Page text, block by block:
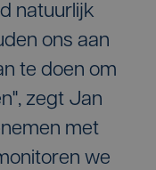
natuurlijk
ons aan
te doen om
zegt Jan
met
we